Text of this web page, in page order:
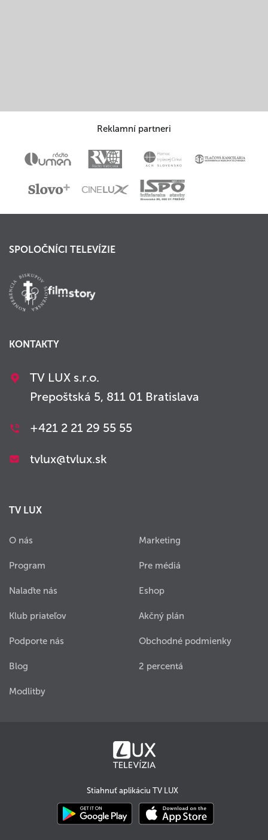
Reklamní partneri
SPOLOČNÍCI TELEVÍZIE
KONTAKTY
TV LUX s.r.o.
Prepoštská 5, 811 01 Bratislava
+421 2 21 29 55 55
tvlux@tvlux.sk
TV LUX
O nás
Program
Nalaďte nás
Klub priateľov
Podporte nás
Blog
Modlitby
Marketing
Pre médiá
Eshop
Akčný plán
Obchodné podmienky
2 percentá
Stiahnuť aplikáciu TV LUX